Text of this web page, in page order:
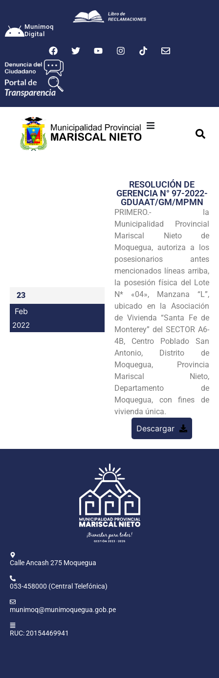
Munimoq
Digital
Transparencia
Seguridad
Programas
Intranet
23
Feb
2022
RESOLUCIÓN DE
GERENCIA N° 97-2022-
GDUAAT/GM/MPMN
PRIMERO.- la
Municipalidad Provincial
Mariscal Nieto de
Moquegua, autoriza a los
posesionarios antes
mencionados líneas arriba,
la posesión física del Lote
N* «04», Manzana “L”,
ubicado en la Asociación
de Vivienda “Santa Fe de
Monterey” del SECTOR A6-
4B, Centro Poblado San
Antonio, Distrito de
Moquegua, Provincia
Mariscal Nieto,
Departamento de
Moquegua, con fines de
vivienda única.
Descargar
Calle Ancash 275 Moquegua
053-458000 (Central Telefónica)
munimoq@munimoquegua.gob.pe
RUC: 20154469941